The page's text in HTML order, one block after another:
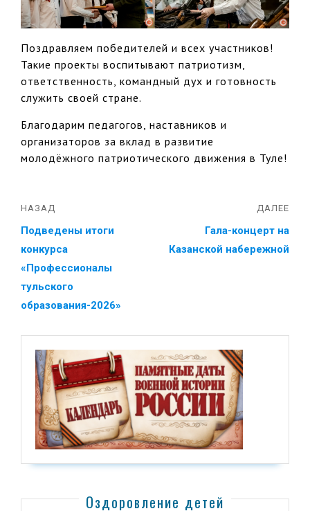
Поздравляем победителей и всех участников!
Такие проекты воспитывают патриотизм,
ответственность, командный дух и готовность
служить своей стране.
Благодарим педагогов, наставников и
организаторов за вклад в развитие
молодёжного патриотического движения в Туле!
НАЗАД
Подведены итоги
конкурса
«Профессионалы
тульского
образования-2026»
ДАЛЕЕ
Гала-концерт на
Казанской набережной
Оздоровление детей